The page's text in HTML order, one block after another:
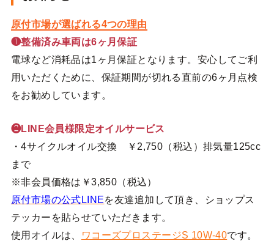
原付市場が選ばれる4つの理由
❶整備済み車両は6ヶ月保証
電球など消耗品は1ヶ月保証となります。安心してご利
用いただくために、保証期間が切れる直前の6ヶ月点検
をお勧めしています。
❷LINE会員様限定オイルサービス
・4サイクルオイル交換 ￥2,750（税込）排気量125cc
まで
※非会員価格は￥3,850（税込）
原付市場の公式LINEを友達追加して頂き、ショップス
テッカーを貼らせていただきます。
使用オイルは、
ワコーズプロステージS 10W-40です。